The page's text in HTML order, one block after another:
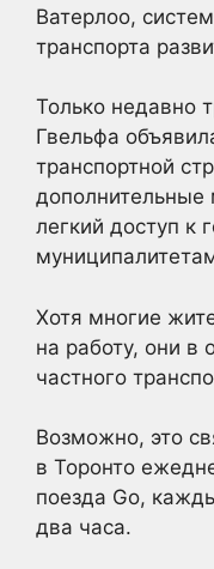
Ватерлоо,
транспорта
Только недавно
Гвельфа
транспортной
легкий доступ к
Хотя многие
на работу, они в
частного
Возможно, это
в Торонто
поезда Go,
два часа.